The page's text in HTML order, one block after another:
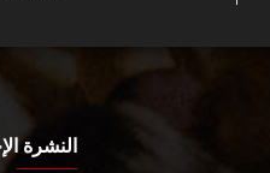
النشرة